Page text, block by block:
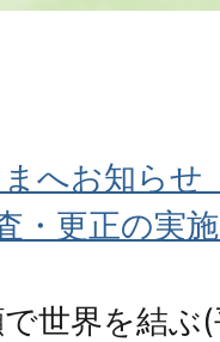
へお知らせ
・更正の実
で世界を結ぶ